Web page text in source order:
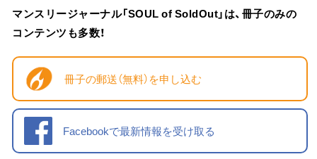
マンスリージャーナル「SOUL of SoldOut」は、冊子のみの
コンテンツも多数！
冊子の郵送（無料）を申し込む
Facebookで最新情報を受け取る